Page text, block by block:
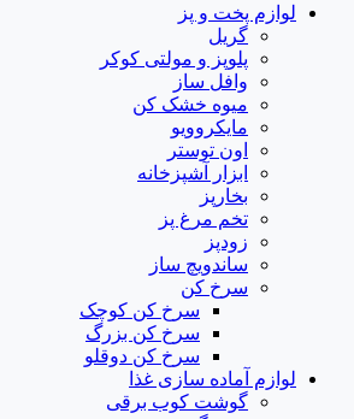
لوازم پخت و پز
گریل
پلوپز و مولتی کوکر
وافل ساز
میوه خشک کن
مایکروویو
اون توستر
ابزار آشپزخانه
بخارپز
تخم مرغ پز
زودپز
ساندویچ ساز
سرخ کن
سرخ کن کوچک
سرخ کن بزرگ
سرخ کن دوقلو
لوازم آماده سازی غذا
گوشت کوب برقی